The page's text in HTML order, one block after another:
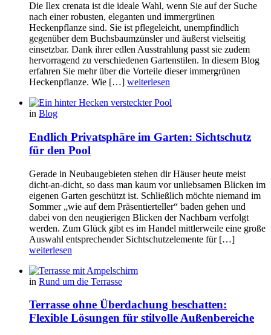
Die Ilex crenata ist die ideale Wahl, wenn Sie auf der Suche
nach einer robusten, eleganten und immergrünen
Heckenpflanze sind. Sie ist pflegeleicht, unempfindlich
gegenüber dem Buchsbaumzünsler und äußerst vielseitig
einsetzbar. Dank ihrer edlen Ausstrahlung passt sie zudem
hervorragend zu verschiedenen Gartenstilen. In diesem Blog
erfahren Sie mehr über die Vorteile dieser immergrünen
Heckenpflanze. Wie […] weiterlesen
in Blog
Endlich Privatsphäre im Garten: Sichtschutz
für den Pool
Gerade in Neubaugebieten stehen dir Häuser heute meist
dicht-an-dicht, so dass man kaum vor unliebsamen Blicken im
eigenen Garten geschützt ist. Schließlich möchte niemand im
Sommer „wie auf dem Präsentierteller“ baden gehen und
dabei von den neugierigen Blicken der Nachbarn verfolgt
werden. Zum Glück gibt es im Handel mittlerweile eine große
Auswahl entsprechender Sichtschutzelemente für […]
weiterlesen
in Rund um die Terrasse
Terrasse ohne Überdachung beschatten:
Flexible Lösungen für stilvolle Außenbereiche